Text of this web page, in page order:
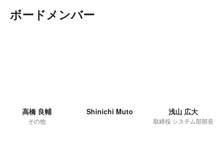
ボードメンバー
高橋 良輔
その他
Shinichi Muto 浅山 広大
取締役 システム部部長